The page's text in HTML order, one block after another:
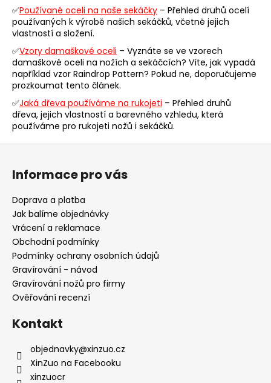
í
p
v
k
y
ý
p
i
s
✅Používané oceli na naše sekáčky – Přehled druhů ocelí
používaných k výrobě našich sekáčků, včetně jejich
vlastností a složení.
✅Vzory damaškové oceli – Vyznáte se ve vzorech
damaškové oceli na nožích a sekáčcích? Víte, jak vypadá
například vzor Raindrop Pattern? Pokud ne, doporučujeme
prozkoumat tento článek.
✅Jaká dřeva používáme na rukojeti – Přehled druhů
dřeva, jejich vlastností a barevného vzhledu, která
používáme pro rukojeti nožů i sekáčků.
Informace pro vás
Doprava a platba
Jak balíme objednávky
Vrácení a reklamace
Obchodní podmínky
Podmínky ochrany osobních údajů
Gravírování - návod
Gravírování nožů pro firmy
Ověřování recenzí
Kontakt
objednavky@xinzuo.cz
XinZuo na Facebooku
xinzuocr